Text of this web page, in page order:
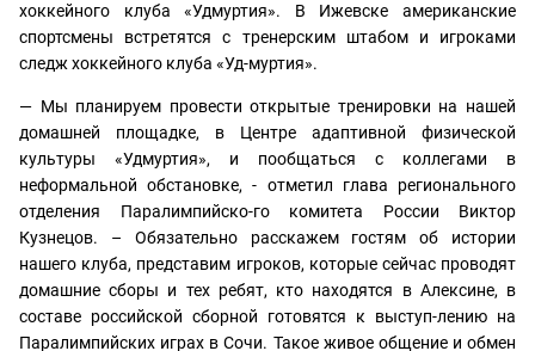
хоккейного клуба «Удмуртия». В Ижевске американские
спортсмены встретятся с тренерским штабом и игроками
следж хоккейного клуба «Уд-муртия».
— Мы планируем провести открытые тренировки на нашей
домашней площадке, в Центре адаптивной физической
культуры «Удмуртия», и пообщаться с коллегами в
неформальной обстановке, - отметил глава регионального
отделения Паралимпийско-го комитета России Виктор
Кузнецов. – Обязательно расскажем гостям об истории
нашего клуба, представим игроков, которые сейчас проводят
домашние сборы и тех ребят, кто находятся в Алексине, в
составе российской сборной готовятся к выступ-лению на
Паралимпийских играх в Сочи. Такое живое общение и обмен